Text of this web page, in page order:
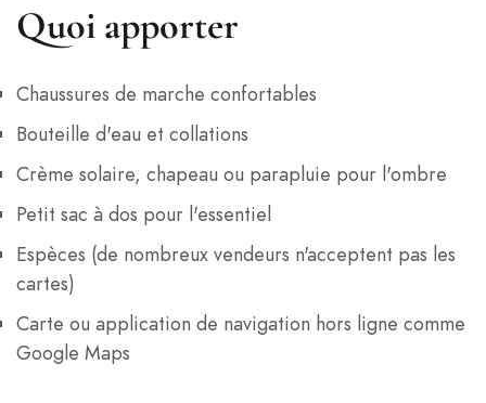
Quoi apporter
Chaussures de marche confortables
Bouteille d'eau et collations
Crème solaire, chapeau ou parapluie pour l'ombre
Petit sac à dos pour l'essentiel
Espèces (de nombreux vendeurs n'acceptent pas les
cartes)
Carte ou application de navigation hors ligne comme
Google Maps